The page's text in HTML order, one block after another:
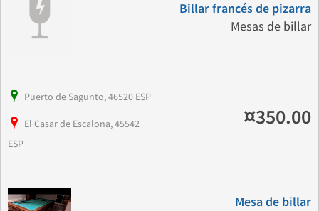
Billar francés de pizarra
Mesas de billar
Puerto de Sagunto, 46520 ESP
El Casar de Escalona, 45542
ESP
¤350.00
Mesa de billar